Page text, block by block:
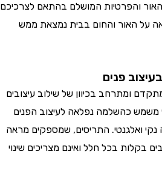
והפרטיות המושלם בהתאם לצרכיכם
האור והחום בבית נמצאת ממש
פנים
בכיוון של שילוב עיצובים
כהשלמה נפלאה לעיצוב הפנים
התריסים, שמספקים מראה
בכל חלל ואינם מצריכים שינוי